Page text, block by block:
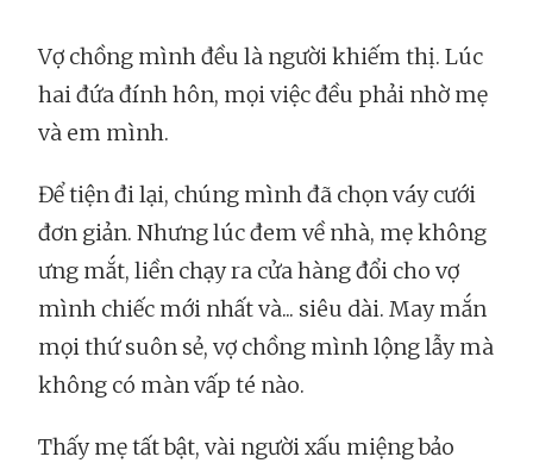
Vợ chồng mình đều là người khiếm thị. Lúc
hai đứa đính hôn, mọi việc đều phải nhờ mẹ
và em mình.
Để tiện đi lại, chúng mình đã chọn váy cưới
đơn giản. Nhưng lúc đem về nhà, mẹ không
ưng mắt, liền chạy ra cửa hàng đổi cho vợ
mình chiếc mới nhất và... siêu dài. May mắn
mọi thứ suôn sẻ, vợ chồng mình lộng lẫy mà
không có màn vấp té nào.
Thấy mẹ tất bật, vài người xấu miệng bảo